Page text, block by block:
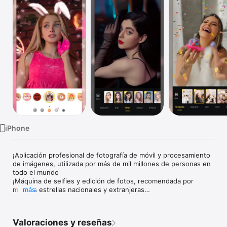
TV
iPhone
¡Aplicación profesional de fotografía de móvil y procesamiento
de imágenes, utilizada por más de mil millones de personas en
todo el mundo
¡Máquina de selfies y edición de fotos, recomendada por
muchas estrellas nacionales y extranjeras
[Refinamiento de la piel] Adiós a la dermoabrasión facial
más
Valoraciones y reseñas